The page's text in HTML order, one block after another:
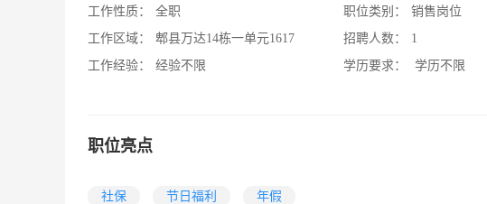
工作性质：
全职
工作区域：
郫县万达14栋一单元1617
工作经验：
经验不限
职位类别：
销售岗位
招聘人数：
1
学历要求：
学历不限
职位亮点
社保 节日福利 年假